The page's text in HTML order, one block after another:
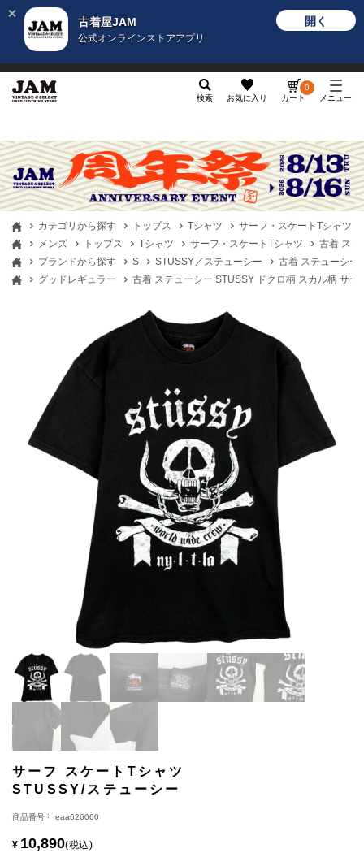
古着屋JAM
公式オンラインストアアプリ
開く
検索 お気に入り カート
0
メニュー
カテゴリから探す トップス Tシャツ
サーフ・スケートTシャツ
メンズ
トップス Tシャツ サーフ・スケートTシャツ
古着 ステ
ブランドから探す
S STUSSY／ステューシー
古着 ステューシー
グッドレギュラー
古着 ステューシー STUSSY ドクロ柄 スカル柄 サ
サーフ スケートTシャツ
STUSSY/ステューシー
商品番号 eaa626060
¥ 10,890 税込